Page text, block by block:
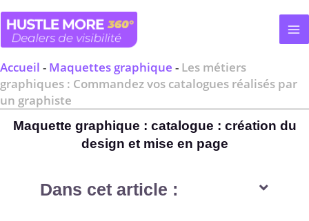
au
contenu
Accueil - Maquettes graphique - Les métiers
graphiques : Commandez vos catalogues réalisés par
un graphiste
Maquette graphique : catalogue : création du
design et mise en page
Dans cet article :